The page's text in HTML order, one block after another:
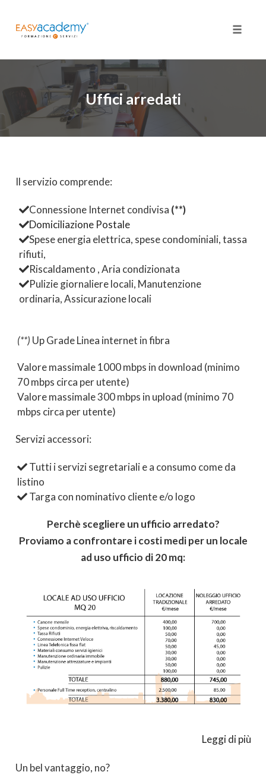
content
Uffici arredati
Il servizio comprende:
Connessione Internet condivisa (**)
Domiciliazione Postale
Spese energia elettrica, spese condominiali, tassa
rifiuti,
Riscaldamento , Aria condizionata
Pulizie giornaliere locali, Manutenzione
ordinaria, Assicurazione locali
(**) Up Grade Linea internet in fibra
Valore massimale 1000 mbps in download (minimo
70 mbps circa per utente)
Valore massimale 300 mbps in upload (minimo 70
mbps circa per utente)
Servizi accessori:
Tutti i servizi segretariali e a consumo come da
listino
Targa con nominativo cliente e/o logo
Perchè scegliere un ufficio arredato?
Proviamo a confrontare i costi medi per un locale
ad uso ufficio di 20 mq:
Leggi di più
Un bel vantaggio, no?